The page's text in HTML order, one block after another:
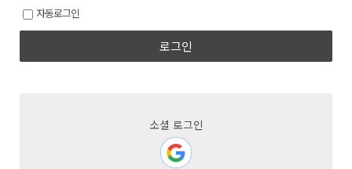
자동로그인
로그인
소셜 로그인